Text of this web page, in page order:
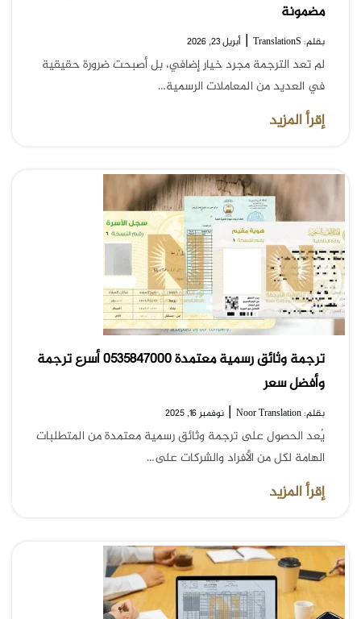
مضمونة
بقلم: TranslationS | أبريل 23, 2026
لم تعد الترجمة مجرد خيار إضافي، بل أصبحت ضرورة حقيقية
في العديد من المعاملات الرسمية…
إقرأ المزيد
ترجمة وثائق رسمية معتمدة 0535847000 أسرع ترجمة
وأفضل سعر
بقلم: Noor Translation | نوفمبر 16, 2025
يُعد الحصول على ترجمة وثائق رسمية معتمدة من المتطلبات
الهامة لكل من الأفراد والشركات على…
إقرأ المزيد